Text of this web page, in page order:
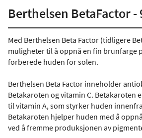
Berthelsen BetaFactor -
Med Berthelsen Beta Factor (tidligere
muligheter til å oppnå en fin brunfarge
forberede huden for solen.
Berthelsen Beta Factor inneholder
Betakaroten og vitamin C. Betakaroten
til vitamin A, som styrker huden
Betakaroten hjelper huden med å
ved å fremme produksjonen av